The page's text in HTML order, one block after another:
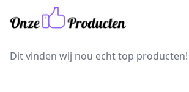
Dit vinden wij nou echt top producten!